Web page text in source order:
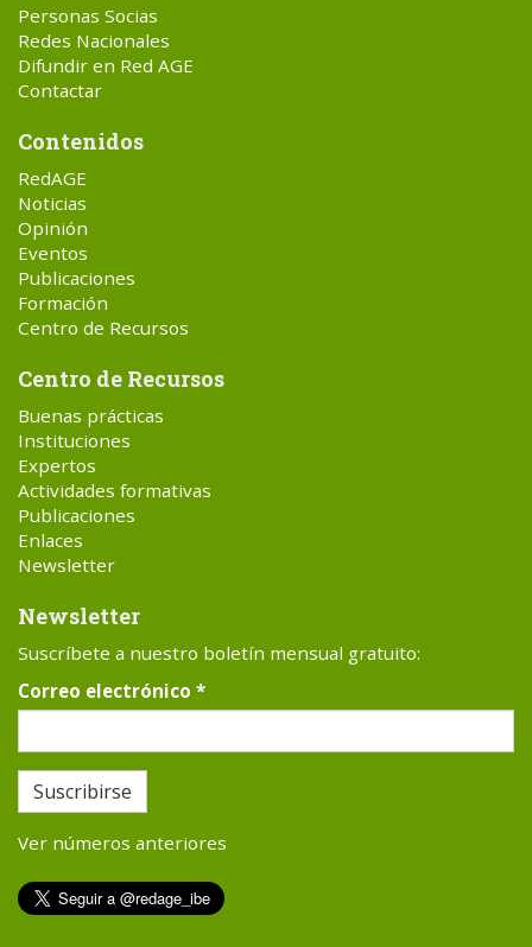
Personas Socias
Redes Nacionales
Difundir en Red AGE
Contactar
Contenidos
RedAGE
Noticias
Opinión
Eventos
Publicaciones
Formación
Centro de Recursos
Centro de Recursos
Buenas prácticas
Instituciones
Expertos
Actividades formativas
Publicaciones
Enlaces
Newsletter
Newsletter
Suscríbete a nuestro boletín mensual gratuito:
Correo electrónico *
Suscribirse
Ver números anteriores